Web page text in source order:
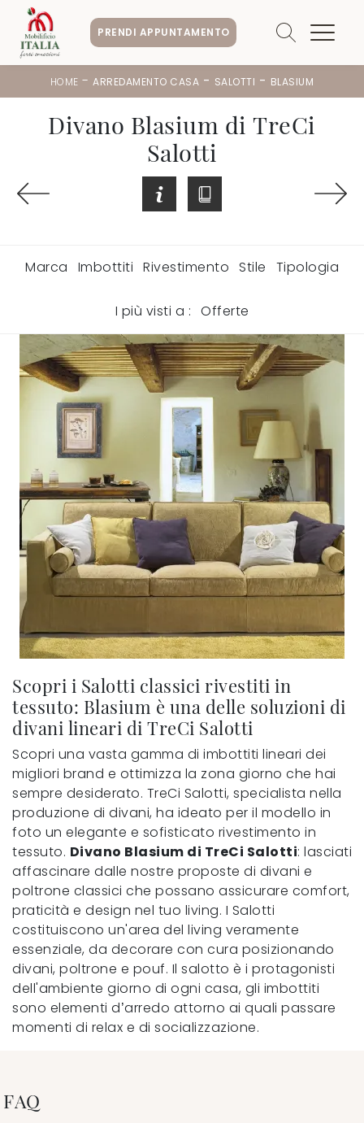
PRENDI APPUNTAMENTO
HOME -ARREDAMENTO CASA - SALOTTI - BLASIUM
Divano Blasium di TreCi
Salotti
Marca Imbottiti Rivestimento Stile Tipologia
I più visti a : Offerte
Scopri i Salotti classici rivestiti in
tessuto: Blasium è una delle soluzioni di
divani lineari di TreCi Salotti
Scopri una vasta gamma di imbottiti lineari dei
migliori brand e ottimizza la zona giorno che hai
sempre desiderato. TreCi Salotti, specialista nella
produzione di divani, ha ideato per il modello in
foto un elegante e sofisticato rivestimento in
tessuto. Divano Blasium di TreCi Salotti: lasciati
affascinare dalle nostre proposte di divani e
poltrone classici che possano assicurare comfort,
praticità e design nel tuo living. I Salotti
costituiscono un'area del living veramente
essenziale, da decorare con cura posizionando
divani, poltrone e pouf. Il salotto è i protagonisti
dell'ambiente giorno di ogni casa, gli imbottiti
sono elementi d’arredo attorno ai quali passare
momenti di relax e di socializzazione.
FAQ